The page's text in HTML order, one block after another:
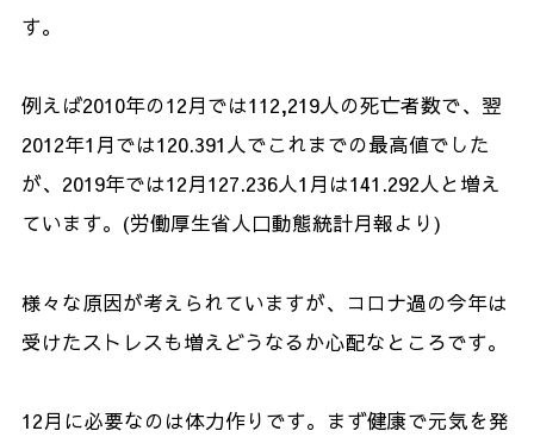
す。
例えば2010年の12月では112,219人の死亡者数で、翌
2012年1月では120.391人でこれまでの最高値でした
が、2019年では12月127.236人1月は141.292人と増え
ています。(労働厚生省人口動態統計月報より)
様々な原因が考えられていますが、コロナ過の今年は
受けたストレスも増えどうなるか心配なところです。
12月に必要なのは体力作りです。まず健康で元気を発